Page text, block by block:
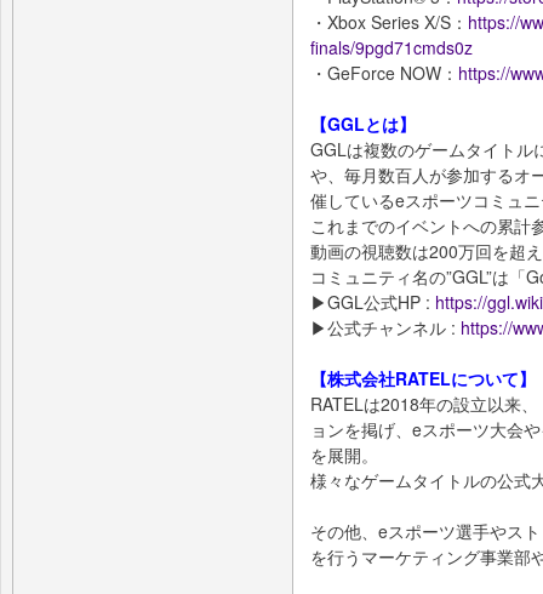
・Xbox Series X/S： https://
finals/9pgd71cmds0z
・GeForce NOW： https://
【GGLとは】
GGLは複数のゲームタイトル
や、毎月数百人が参加するオ
催しているeスポーツコミュ
これまでのイベントへの累計
動画の視聴数は200万回を超
コミュニティ名の”GGL”は「
▶︎GGL公式HP : https://
▶︎公式チャンネル : https://
【株式会社RATELについて】
RATELは2018年の設立以来
ョンを掲げ、eスポーツ大会
を展開。
様々なゲームタイトルの公式
その他、eスポーツ選手やス
を行うマーケティング事業部